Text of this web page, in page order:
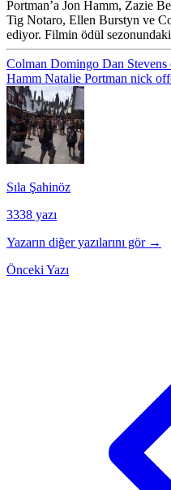
Portman’a Jon Hamm, Zazie
Tig Notaro, Ellen Burstyn ve
ediyor. Filmin ödül
Colman Domingo Dan Stevens
Hamm Natalie Portman nick
Sıla Şahinöz
3338 yazı
Yazarın diğer yazılarını gör →
Önceki Yazı